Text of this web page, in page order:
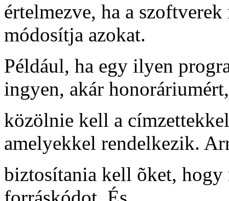
értelmezve, ha a
módosítja azokat.
Például, ha egy ilyen
ingyen, akár honoráriumért,
közölnie kell a
amelyekkel rendelkezik.
biztosítania kell õket, hogy